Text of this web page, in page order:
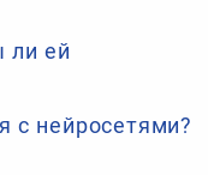
ли ей
с нейросетями?